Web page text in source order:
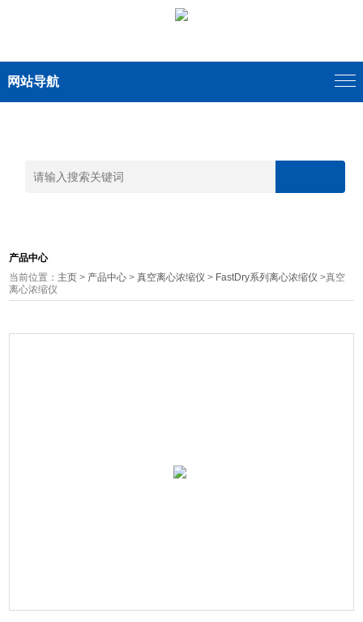
网站导航
产品中心
当前位置： 主页 > 产品中心 >真空离心浓缩仪 > FastDry系列离心浓缩仪 >真空
离心浓缩仪